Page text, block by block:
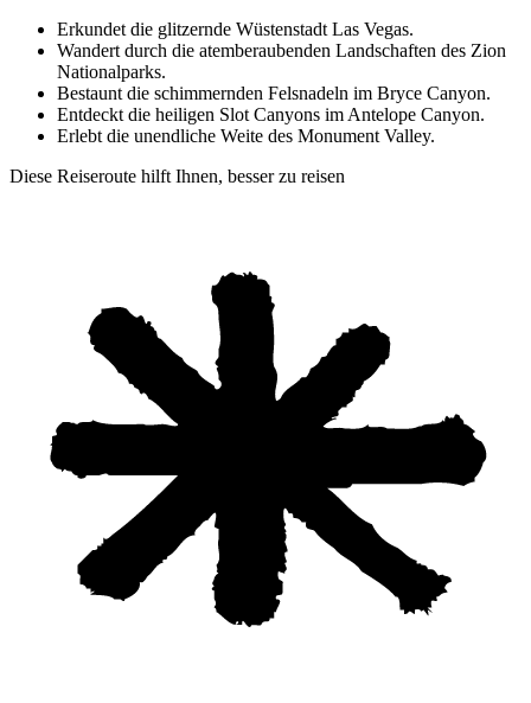
Erkundet die glitzernde Wüstenstadt Las Vegas.
Wandert durch die atemberaubenden Landschaften des Zion
Nationalparks.
Bestaunt die schimmernden Felsnadeln im Bryce Canyon.
Entdeckt die heiligen Slot Canyons im Antelope Canyon.
Erlebt die unendliche Weite des Monument Valley.
Diese Reiseroute hilft Ihnen, besser zu reisen